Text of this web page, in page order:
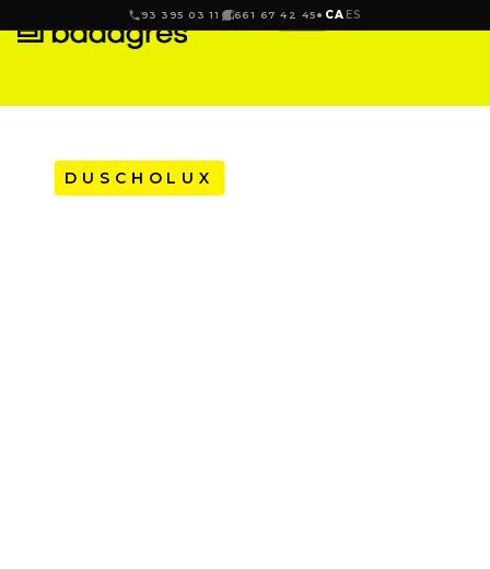
93 395 03 11 661 67 42 45 CA ES
DUSCHOLUX